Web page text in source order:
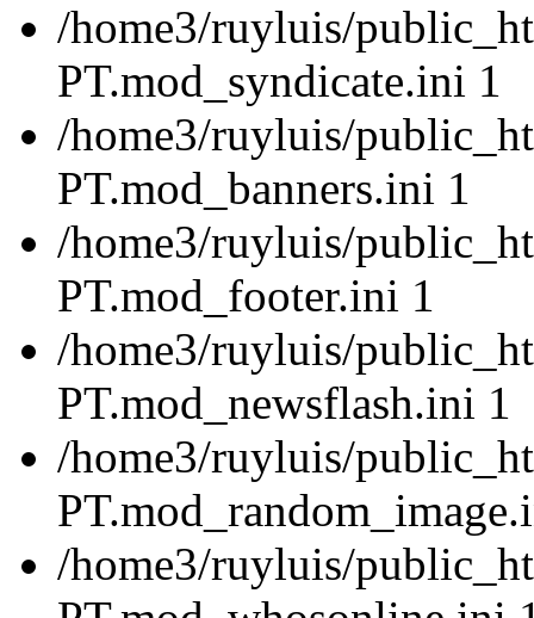
/home3/ruyluis/
PT.mod_syndicate.ini 1
/home3/ruyluis/
PT.mod_banners.ini 1
/home3/ruyluis/
PT.mod_footer.ini 1
/home3/ruyluis/
PT.mod_newsflash.ini 1
/home3/ruyluis/
/home3/ruyluis/